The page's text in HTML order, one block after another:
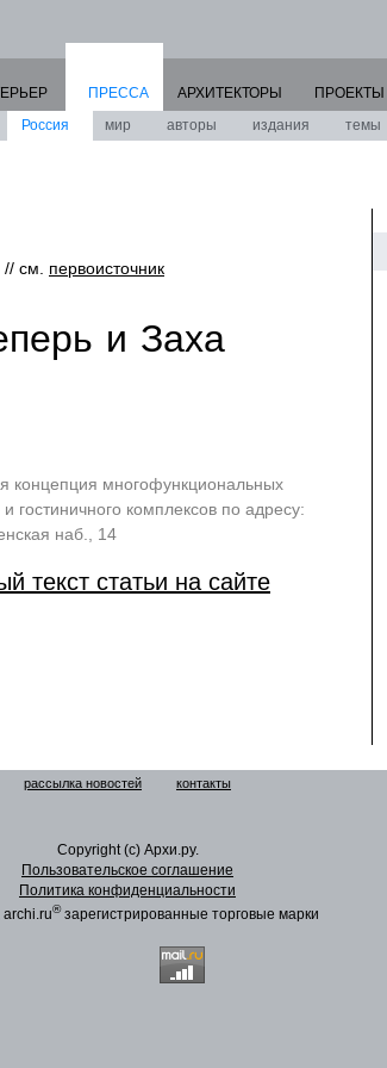
ПРЕССА
Россия мир авторы издания темы
АРХИТЕКТОРЫ ПРОЕКТЫ
// см. первоисточник
и Заха
концепция многофункциональных
и гостиничного комплексов по адресу:
наб., 14
текст статьи на сайте
рассылка новостей контакты
Copyright (c) Архи.ру.
Пользовательское соглашение
Политика конфиденциальности
archi.ru®зарегистрированные торговые марки